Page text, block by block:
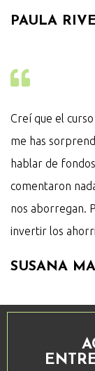
PAULA
Creí que el
me has
hablar de
comentaron
nos aborregan.
invertir los
SUSANA